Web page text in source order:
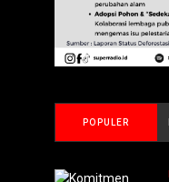
POPULER